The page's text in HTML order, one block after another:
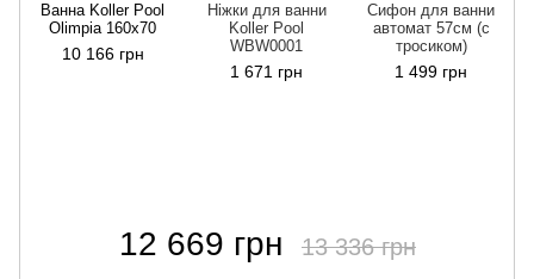
Ванна Koller Pool
Olimpia 160x70
10 166 грн
Ніжки для ванни
Koller Pool
WBW0001
1 671 грн
Сифон для ванни
автомат 57см (с
тросиком)
1 499 грн
12 669 грн 13 336 грн